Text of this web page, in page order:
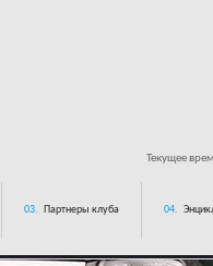
Текущее
03. Партнеры клуба 04.